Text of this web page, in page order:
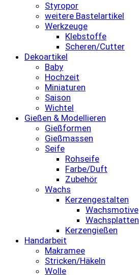
Styropor
weitere Bastelartikel
Werkzeuge
Klebstoffe
Scheren/Cutter
Dekoartikel
Baby
Hochzeit
Miniaturen
Saison
Wichtel
Gießen & Modellieren
Gießformen
Gießmassen
Seife
Rohseife
Farbe/Duft
Zubehör
Wachs
Kerzengestalten
Wachsmotive
Wachsplatten
Kerzengießen
Handarbeit
Makramee
Stricken/Häkeln
Wolle